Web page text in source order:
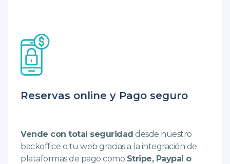
Reservas online y Pago seguro
Vende con total seguridad desde nuestro
backoffice o tu web gracias a la integración de
plataformas de pago como Stripe, Paypal o